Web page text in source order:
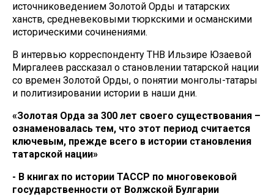
источниковедением Золотой Орды и татарских
ханств, средневековыми тюркскими и османскими
историческими сочинениями.
В интервью корреспонденту ТНВ Ильзире Юзаевой
Миргалеев рассказал о становлении татарской нации
со времен Золотой Орды, о понятии монголы-татары
и политизировании истории в наши дни.
«Золотая Орда за 300 лет своего существования –
ознаменовалась тем, что этот период считается
ключевым, прежде всего в истории становления
татарской нации»
- В книгах по истории ТАССР по многовековой
государственности от Волжской Булгарии